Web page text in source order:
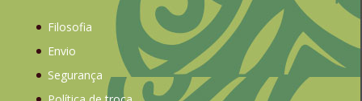
Filosofia
Envio
Segurança